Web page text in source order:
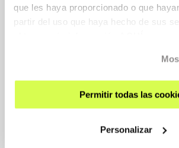
que les haya proporcionado o que
partir del uso que haya hecho de sus
Permitir todas las
Personalizar